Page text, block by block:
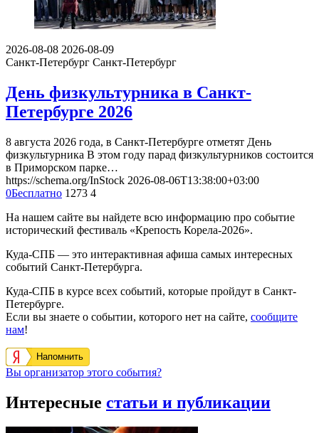
2026-08-08 2026-08-09
Санкт-Петербург Санкт-Петербург
День физкультурника в Санкт-
Петербурге 2026
8 августа 2026 года, в Санкт-Петербурге отметят День
физкультурника В этом году парад физкультурников состоится
в Приморском парке…
https://schema.org/InStock 2026-08-06T13:38:00+03:00
0Бесплатно 1273 4
На нашем сайте вы найдете всю информацию про событие
исторический фестиваль «Крепость Корела-2026».
Куда-СПБ — это интерактивная афиша самых интересных
событий Санкт-Петербурга.
Куда-СПБ в курсе всех событий, которые пройдут в Санкт-
Петербурге.
Если вы знаете о событии, которого нет на сайте, сообщите
нам!
Напомнить
Вы организатор этого события?
Интересные статьи и публикации